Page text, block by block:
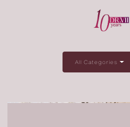
All Categories